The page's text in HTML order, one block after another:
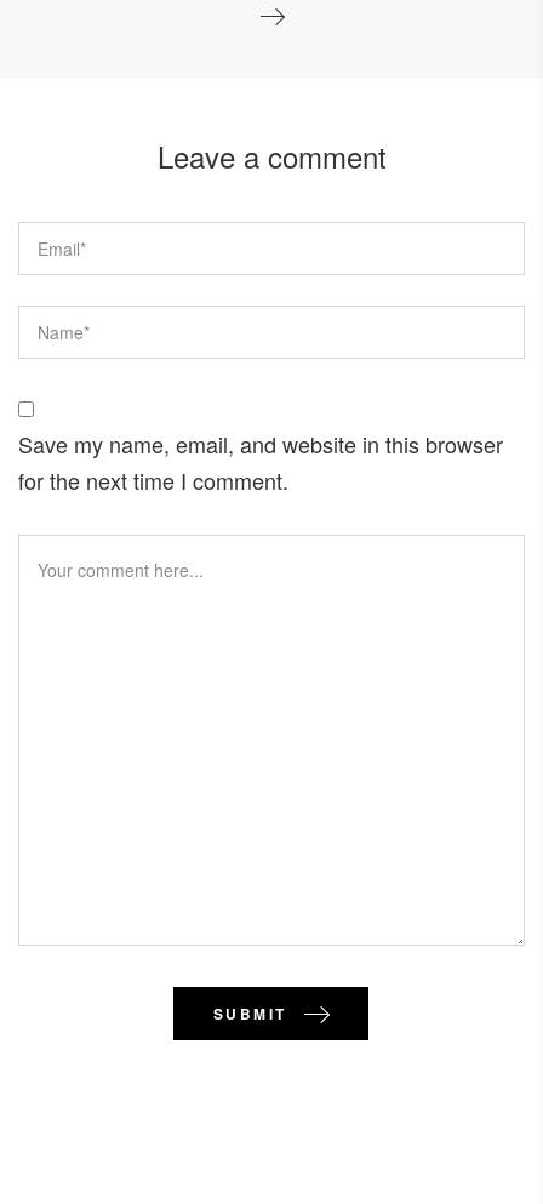
Leave a comment
Save my name, email, and website in this browser
for the next time I comment.